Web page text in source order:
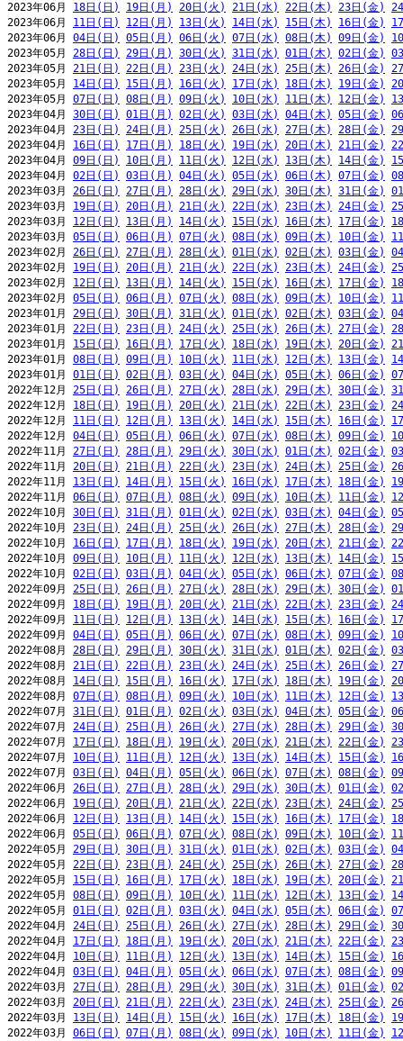
2023年06月 18日(日) 19日(月) 20日(火) 21日(水) 22日(木) 23日(金)
2023年06月 11日(日) 12日(月) 13日(火) 14日(水) 15日(木) 16日(金)
2023年06月 04日(日) 05日(月) 06日(火) 07日(水) 08日(木) 09日(金)
2023年05月 28日(日) 29日(月) 30日(火) 31日(水) 01日(木) 02日(金)
2023年05月 21日(日) 22日(月) 23日(火) 24日(水) 25日(木) 26日(金)
2023年05月 14日(日) 15日(月) 16日(火) 17日(水) 18日(木) 19日(金)
2023年05月 07日(日) 08日(月) 09日(火) 10日(水) 11日(木) 12日(金)
2023年04月 30日(日) 01日(月) 02日(火) 03日(水) 04日(木) 05日(金)
2023年04月 23日(日) 24日(月) 25日(火) 26日(水) 27日(木) 28日(金)
2023年04月 16日(日) 17日(月) 18日(火) 19日(水) 20日(木) 21日(金)
2023年04月 09日(日) 10日(月) 11日(火) 12日(水) 13日(木) 14日(金)
2023年04月 02日(日) 03日(月) 04日(火) 05日(水) 06日(木) 07日(金)
2023年03月 26日(日) 27日(月) 28日(火) 29日(水) 30日(木) 31日(金)
2023年03月 19日(日) 20日(月) 21日(火) 22日(水) 23日(木) 24日(金)
2023年03月 12日(日) 13日(月) 14日(火) 15日(水) 16日(木) 17日(金)
2023年03月 05日(日) 06日(月) 07日(火) 08日(水) 09日(木) 10日(金)
2023年02月 26日(日) 27日(月) 28日(火) 01日(水) 02日(木) 03日(金)
2023年02月 19日(日) 20日(月) 21日(火) 22日(水) 23日(木) 24日(金)
2023年02月 12日(日) 13日(月) 14日(火) 15日(水) 16日(木) 17日(金)
2023年02月 05日(日) 06日(月) 07日(火) 08日(水) 09日(木) 10日(金)
2023年01月 29日(日) 30日(月) 31日(火) 01日(水) 02日(木) 03日(金)
2023年01月 22日(日) 23日(月) 24日(火) 25日(水) 26日(木) 27日(金)
2023年01月 15日(日) 16日(月) 17日(火) 18日(水) 19日(木) 20日(金)
2023年01月 08日(日) 09日(月) 10日(火) 11日(水) 12日(木) 13日(金)
2023年01月 01日(日) 02日(月) 03日(火) 04日(水) 05日(木) 06日(金)
2022年12月 25日(日) 26日(月) 27日(火) 28日(水) 29日(木) 30日(金)
2022年12月 18日(日) 19日(月) 20日(火) 21日(水) 22日(木) 23日(金)
2022年12月 11日(日) 12日(月) 13日(火) 14日(水) 15日(木) 16日(金)
2022年12月 04日(日) 05日(月) 06日(火) 07日(水) 08日(木) 09日(金)
2022年11月 27日(日) 28日(月) 29日(火) 30日(水) 01日(木) 02日(金)
2022年11月 20日(日) 21日(月) 22日(火) 23日(水) 24日(木) 25日(金)
2022年11月 13日(日) 14日(月) 15日(火) 16日(水) 17日(木) 18日(金)
2022年11月 06日(日) 07日(月) 08日(火) 09日(水) 10日(木) 11日(金)
2022年10月 30日(日) 31日(月) 01日(火) 02日(水) 03日(木) 04日(金)
2022年10月 23日(日) 24日(月) 25日(火) 26日(水) 27日(木) 28日(金)
2022年10月 16日(日) 17日(月) 18日(火) 19日(水) 20日(木) 21日(金)
2022年10月 09日(日) 10日(月) 11日(火) 12日(水) 13日(木) 14日(金)
2022年10月 02日(日) 03日(月) 04日(火) 05日(水) 06日(木) 07日(金)
2022年09月 25日(日) 26日(月) 27日(火) 28日(水) 29日(木) 30日(金)
2022年09月 18日(日) 19日(月) 20日(火) 21日(水) 22日(木) 23日(金)
2022年09月 11日(日) 12日(月) 13日(火) 14日(水) 15日(木) 16日(金)
2022年09月 04日(日) 05日(月) 06日(火) 07日(水) 08日(木) 09日(金)
2022年08月 28日(日) 29日(月) 30日(火) 31日(水) 01日(木) 02日(金)
2022年08月 21日(日) 22日(月) 23日(火) 24日(水) 25日(木) 26日(金)
2022年08月 14日(日) 15日(月) 16日(火) 17日(水) 18日(木) 19日(金)
2022年08月 07日(日) 08日(月) 09日(火) 10日(水) 11日(木) 12日(金)
2022年07月 31日(日) 01日(月) 02日(火) 03日(水) 04日(木) 05日(金)
2022年07月 24日(日) 25日(月) 26日(火) 27日(水) 28日(木) 29日(金)
2022年07月 17日(日) 18日(月) 19日(火) 20日(水) 21日(木) 22日(金)
2022年07月 10日(日) 11日(月) 12日(火) 13日(水) 14日(木) 15日(金)
2022年07月 03日(日) 04日(月) 05日(火) 06日(水) 07日(木) 08日(金)
2022年06月 26日(日) 27日(月) 28日(火) 29日(水) 30日(木) 01日(金)
2022年06月 19日(日) 20日(月) 21日(火) 22日(水) 23日(木) 24日(金)
2022年06月 12日(日) 13日(月) 14日(火) 15日(水) 16日(木) 17日(金)
2022年06月 05日(日) 06日(月) 07日(火) 08日(水) 09日(木) 10日(金)
2022年05月 29日(日) 30日(月) 31日(火) 01日(水) 02日(木) 03日(金)
2022年05月 22日(日) 23日(月) 24日(火) 25日(水) 26日(木) 27日(金)
2022年05月 15日(日) 16日(月) 17日(火) 18日(水) 19日(木) 20日(金)
2022年05月 08日(日) 09日(月) 10日(火) 11日(水) 12日(木) 13日(金)
2022年05月 01日(日) 02日(月) 03日(火) 04日(水) 05日(木) 06日(金)
2022年04月 24日(日) 25日(月) 26日(火) 27日(水) 28日(木) 29日(金)
2022年04月 17日(日) 18日(月) 19日(火) 20日(水) 21日(木) 22日(金)
2022年04月 10日(日) 11日(月) 12日(火) 13日(水) 14日(木) 15日(金)
2022年04月 03日(日) 04日(月) 05日(火) 06日(水) 07日(木) 08日(金)
2022年03月 27日(日) 28日(月) 29日(火) 30日(水) 31日(木) 01日(金)
2022年03月 20日(日) 21日(月) 22日(火) 23日(水) 24日(木) 25日(金)
2022年03月 13日(日) 14日(月) 15日(火) 16日(水) 17日(木) 18日(金)
2022年03月 06日(日) 07日(月) 08日(火) 09日(水) 10日(木) 11日(金)